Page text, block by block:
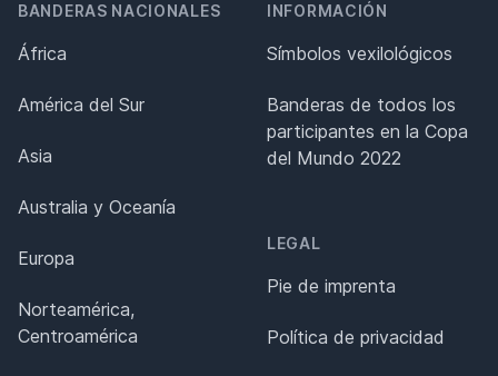
BANDERAS NACIONALES
África
América del Sur
Asia
Australia y Oceanía
Europa
Norteamérica,
Centroamérica
INFORMACIÓN
Símbolos vexilológicos
Banderas de todos los
participantes en la Copa
del Mundo 2022
LEGAL
Pie de imprenta
Política de privacidad